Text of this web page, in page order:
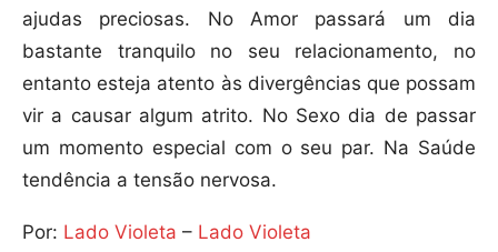
ajudas preciosas. No Amor passará um dia
bastante tranquilo no seu relacionamento, no
entanto esteja atento às divergências que possam
vir a causar algum atrito. No Sexo dia de passar
um momento especial com o seu par. Na Saúde
tendência a tensão nervosa.
Por: Lado Violeta – Lado Violeta